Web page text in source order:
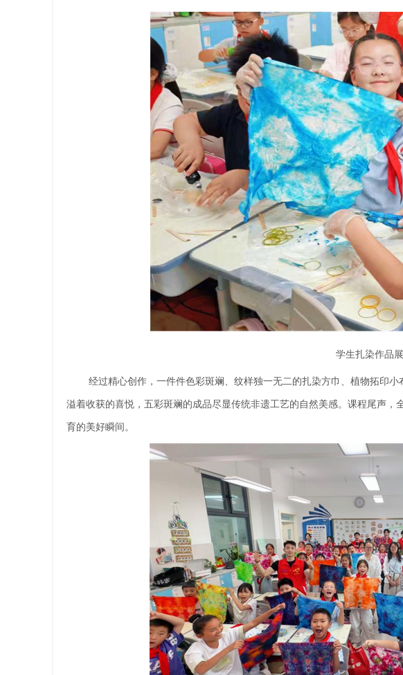
学生扎染作品
经过精心创作，一件件色彩斑斓、纹样独一无二的扎染方巾、植物拓印
溢着收获的喜悦，五彩斑斓的成品尽显传统非遗工艺的自然美感。课程尾声
育的美好瞬间。